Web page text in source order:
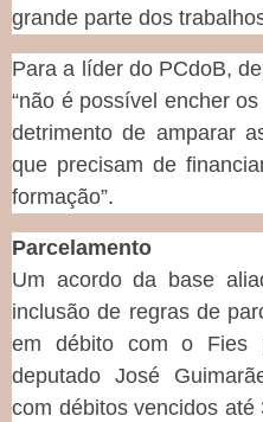
grande parte dos
Para a líder do PCdoB,
“não é possível encher
detrimento de amparar
que precisam de
formação”.
Parcelamento
Um acordo da base
inclusão de regras de
em débito com o Fies
deputado José
com débitos vencidos